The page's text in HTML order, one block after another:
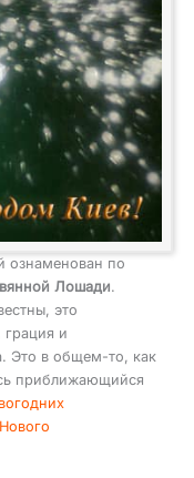
ознаменован по
Лошади.
это
грация и
Это в общем-то, как
приближающийся